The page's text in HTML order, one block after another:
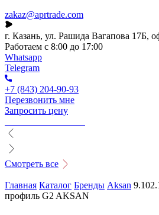
zakaz@aprtrade.com
г. Казань, ул. Рашида Вагапова 17Б,
Работаем с 8:00 до 17:00
Whatsapp
Telegram
+7 (843) 204-90-93
Перезвонить мне
Запросить цену
Смотреть все
Главная Каталог Бренды Aksan
профиль G2 AKSAN